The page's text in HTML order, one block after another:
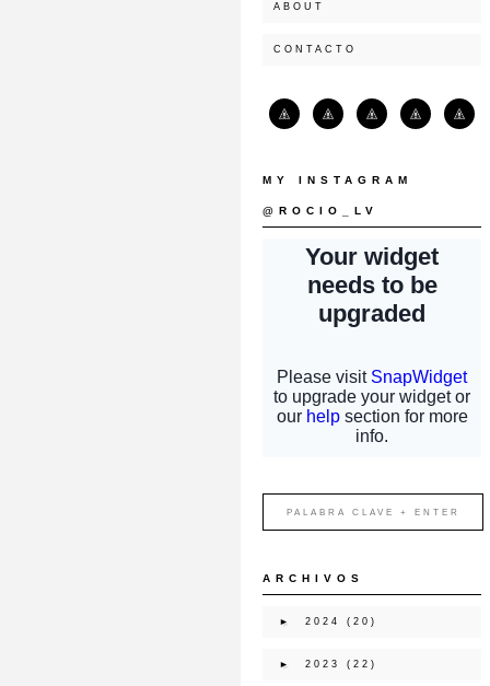
ABOUT
CONTACTO
MY INSTAGRAM
@ROCIO_LV
ARCHIVOS
► 2024 (20)
► 2023 (22)